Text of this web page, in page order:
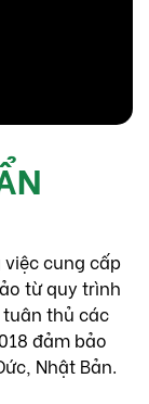
cung cấp
từ quy trình
thủ các
đảm bảo
Nhật Bản.